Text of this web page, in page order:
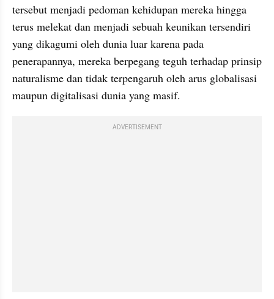
tersebut menjadi pedoman kehidupan mereka hingga
terus melekat dan menjadi sebuah keunikan tersendiri
yang dikagumi oleh dunia luar karena pada
penerapannya, mereka berpegang teguh terhadap prinsip
naturalisme dan tidak terpengaruh oleh arus globalisasi
maupun digitalisasi dunia yang masif.
ADVERTISEMENT